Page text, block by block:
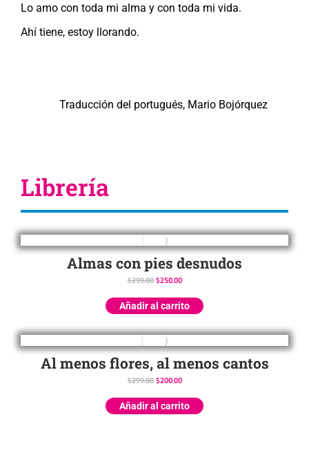
Lo amo con toda mi alma y con toda mi vida.
Ahí tiene, estoy llorando.
Traducción del portugués, Mario Bojórquez
Librería
Almas con pies desnudos
$299.00 $250.00
Añadir al carrito
Al menos flores, al menos cantos
$299.00 $200.00
Añadir al carrito